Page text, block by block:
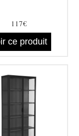
117€
ce produit